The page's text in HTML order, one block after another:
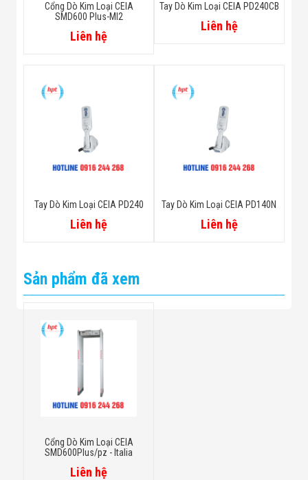
Cổng Dò Kim Loại CEIA
SMD600 Plus-MI2
Liên hệ
Tay Dò Kim Loại CEIA PD240CB
Liên hệ
Tay Dò Kim Loại CEIA PD240
Liên hệ
Tay Dò Kim Loại CEIA PD140N
Liên hệ
Sản phẩm đã xem
Cổng Dò Kim Loại CEIA
SMD600Plus/pz - Italia
Liên hệ